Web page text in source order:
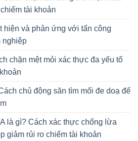
tài khoản
hiện và phản ứng với tấn công
nghiệp
chặn mệt mỏi xác thực đa yếu tố
chủ động săn tìm mối đe doạ để
là gì? Cách xác thực chống lừa
giảm rủi ro chiếm tài khoản